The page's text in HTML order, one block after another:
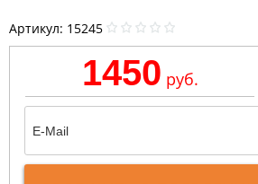
Артикул: 15245
1450 руб.